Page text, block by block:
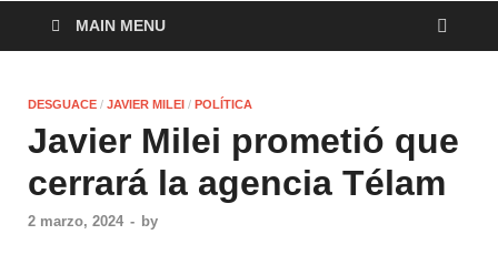
MAIN MENU
DESGUACE / JAVIER MILEI / POLÍTICA
Javier Milei prometió que
cerrará la agencia Télam
2 marzo, 2024 - by